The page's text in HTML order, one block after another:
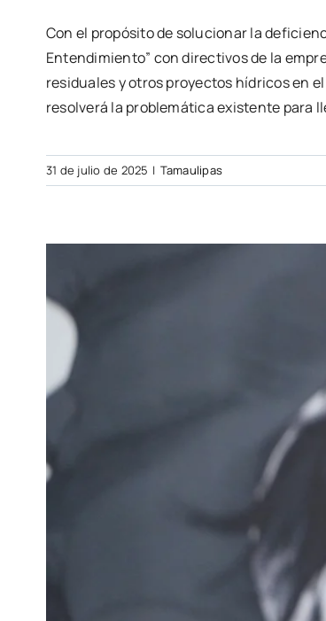
Con el propósito de solucionar la
Entendimiento” con directivos de la
residuales y otros proyectos hídricos en
resolverá la problemática existente para
31 de julio de 2025 | Tamaulipas